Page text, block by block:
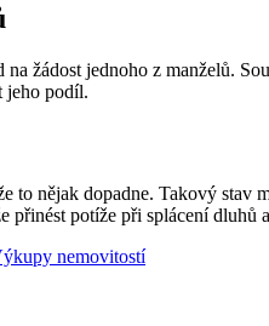
žádost jednoho z manželů.
jeho podíl.
to nějak dopadne. Takový
přinést potíže při splácení dluhů
nemovitostí